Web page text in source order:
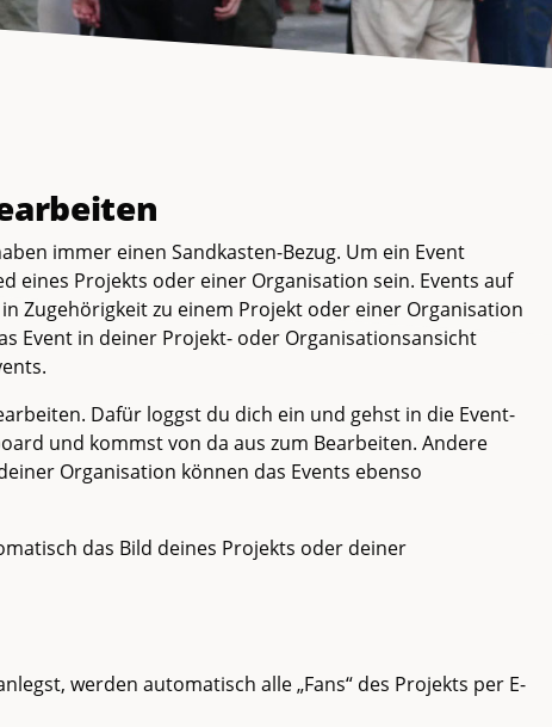
immer einen Sandkasten-Bezug. Um ein Event
eines Projekts oder einer Organisation sein. Events auf
Zugehörigkeit zu einem Projekt oder einer Organisation
Event in deiner Projekt- oder Organisationsansicht
Dafür loggst du dich ein und gehst in die Event-
und kommst von da aus zum Bearbeiten. Andere
Organisation können das Events ebenso
das Bild deines Projekts oder deiner
werden automatisch alle „Fans“ des Projekts per E-